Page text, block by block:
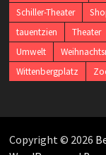
Schiller-Theater
tauentzien
Theater
Umwelt
Wittenbergplatz
Copyright © 2026